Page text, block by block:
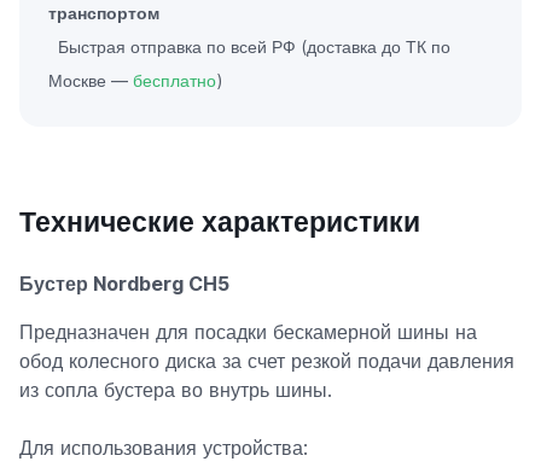
транспортом
Быстрая отправка по всей РФ (доставка до ТК по
Москве — бесплатно)
Технические характеристики
Бустер Nordberg CH5
Предназначен для посадки бескамерной шины на
обод колесного диска за счет резкой подачи давления
из сопла бустера во внутрь шины.
Для использования устройства: